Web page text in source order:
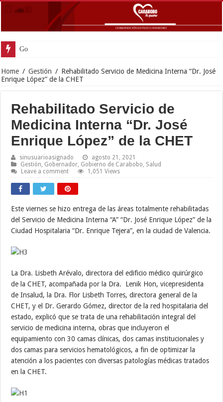
Gobernador Lacava an
Home / Gestión / Rehabilitado Servicio de Medicina Interna “Dr. José
Enrique López” de la CHET
Rehabilitado Servicio de
Medicina Interna “Dr. José
Enrique López” de la CHET
sinusuarioasignado
agosto 21, 2021
Gestión Gobernador Gobierno de Carabobo Salud
Leave a comment
1,051 Views
Este viernes se hizo entrega de las áreas totalmente rehabilitadas
del Servicio de Medicina Interna “A” “Dr. José Enrique López” de la
Ciudad Hospitalaria “Dr. Enrique Tejera”, en la ciudad de Valencia.
La Dra. Lisbeth Arévalo, directora del edificio médico quirúrgico
de la CHET, acompañada por la Dra. Lenik Hon, vicepresidenta
de Insalud, la Dra. Flor Lisbeth Torres, directora general de la
CHET, y el Dr. Gerardo Gómez, director de la red hospitalaria del
estado, explicó que se trata de una rehabilitación integral del
servicio de medicina interna, obras que incluyeron el
equipamiento con 30 camas clínicas, dos camas institucionales y
dos camas para servicios hematológicos, a fin de optimizar la
atención a los pacientes con diversas patologías médicas tratados
en la CHET.